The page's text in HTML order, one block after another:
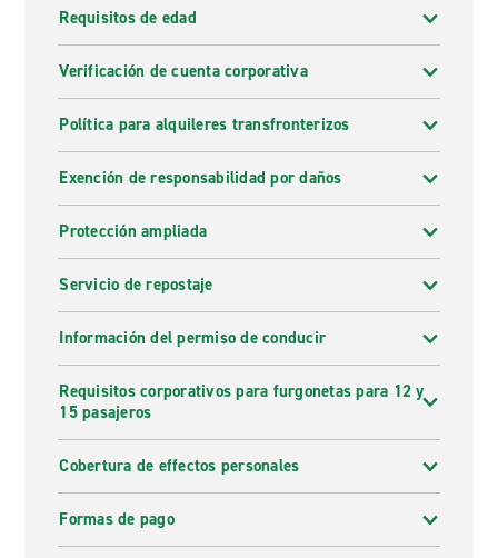
Requisitos de edad
Verificación de cuenta corporativa
Política para alquileres transfronterizos
Exención de responsabilidad por daños
Protección ampliada
Servicio de repostaje
Información del permiso de conducir
Requisitos corporativos para furgonetas para 12 y
15 pasajeros
Cobertura de effectos personales
Formas de pago